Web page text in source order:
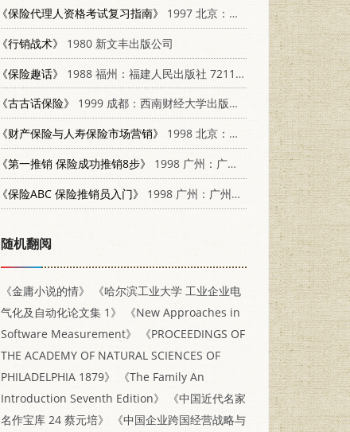
《保险代理人资格考试复习指南》
1997 北京：中国金融出版社 7504917893
《行销战术》
1980 新文丰出版公司
《保险趣话》
1988 福州：福建人民出版社 7211002425
《古古话保险》
1999 成都：西南财经大学出版社 7810555340
《财产保险与人寿保险市场营销》
1998 北京：气象出版社 7502924418
《第一推销 保险成功推销8步》
1998 广州：广东经济出版社 7806323430
《保险ABC 保险推销员入门》
1998 广州：广州出版社 7805928657
随机翻阅
《金庸小说的情》
《哈尔滨工业大学 工业企业电
气化及自动化论文集 1》
《New Approaches in
Software Measurement》
《PROCEEDINGS OF
THE ACADEMY OF NATURAL SCIENCES OF
PHILADELPHIA 1879》
《The Family An
Introduction Seventh Edition》
《中国近代名家
名作宝库 24 蔡元培》
《中国企业跨国经营战略与